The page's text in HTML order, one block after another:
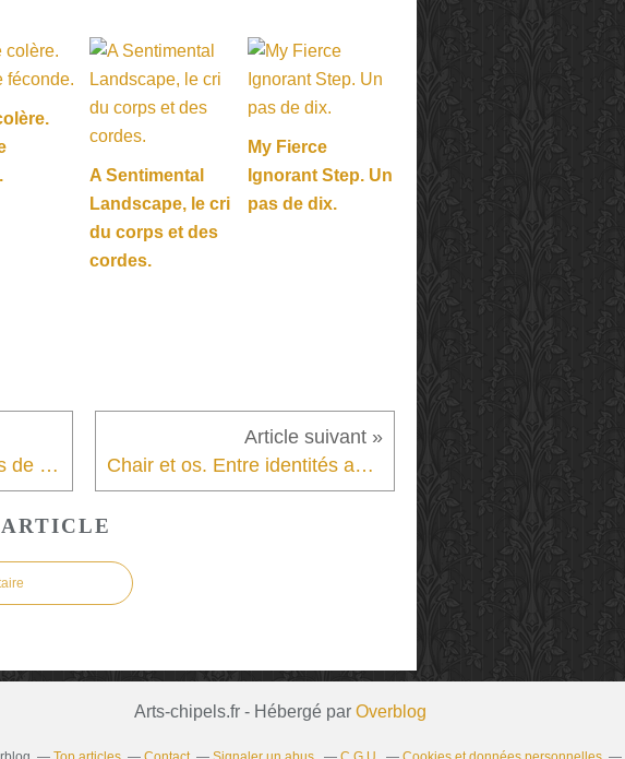
A Sentimental
Landscape, le cri
du corps et des
cordes.
My Fierce
Ignorant Step. Un
pas de dix.
Cerebro. Voyage au pays de la manipulation mentale. Chair et os. Entre identités animales et prédations humaines.
Arts-chipels.fr - Hébergé par Overblog